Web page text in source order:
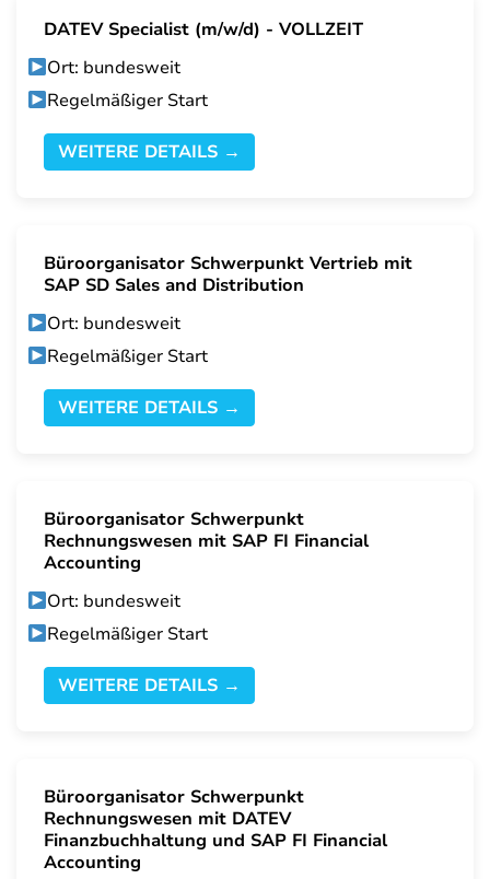
DATEV Specialist (m/w/d) - VOLLZEIT
Ort: bundesweit
Regelmäßiger Start
WEITERE DETAILS →
Büroorganisator Schwerpunkt Vertrieb mit
SAP SD Sales and Distribution
Ort: bundesweit
Regelmäßiger Start
WEITERE DETAILS →
Büroorganisator Schwerpunkt
Rechnungswesen mit SAP FI Financial
Accounting
Ort: bundesweit
Regelmäßiger Start
WEITERE DETAILS →
Büroorganisator Schwerpunkt
Rechnungswesen mit DATEV
Finanzbuchhaltung und SAP FI Financial
Accounting